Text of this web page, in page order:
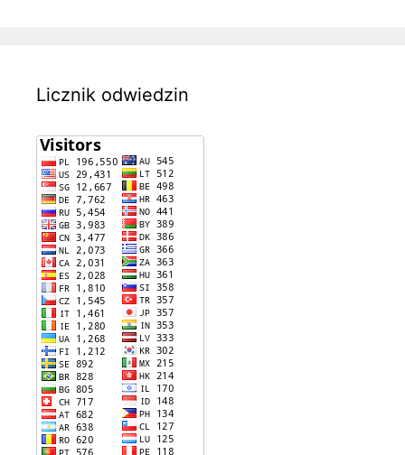
Licznik odwiedzin